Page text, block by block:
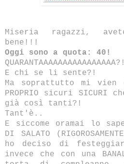
Miseria ragazzi,
bene!!!
Oggi sono a quota: 40!
QUARANTAAAAAAAAAAAAAAAA?!
E chi se li sente?!
Ma soprattutto mi vien
PROPRIO sicuri SICURI
già così tanti?!
Tant'è..
E siccome oramai lo
DI SALATO
ho deciso di
invece che con una